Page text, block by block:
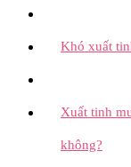
Khó xuất
Xuất tinh
không?